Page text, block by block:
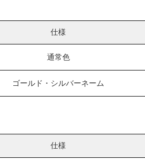
仕様
通常色
ゴールド・シルバーネーム
仕様